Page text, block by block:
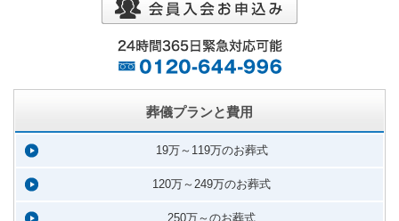
葬儀プランと費用
19万～119万のお葬式
120万～249万のお葬式
250万～のお葬式